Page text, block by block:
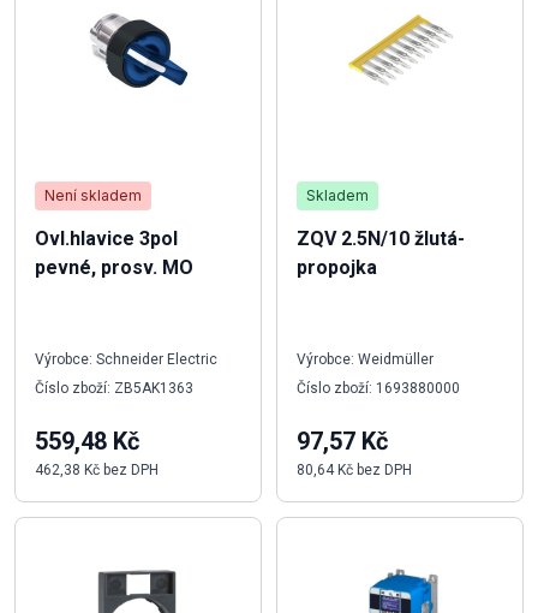
Není skladem
Ovl.hlavice 3pol
pevné, prosv. MO
Výrobce: Schneider Electric
Číslo zboží: ZB5AK1363
559,48 Kč
462,38 Kč bez DPH
Skladem
ZQV 2.5N/10 žlutá-
propojka
Výrobce: Weidmüller
Číslo zboží: 1693880000
97,57 Kč
80,64 Kč bez DPH